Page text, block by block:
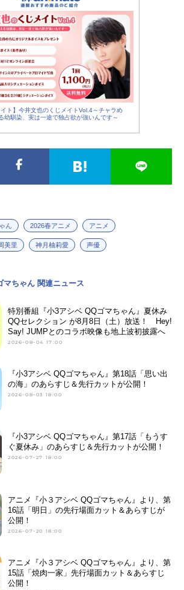
イト】今井文也のくじメイトVol.4～チャラめ
幼馴染、実は一途で独占欲が強いんです～
ん 2026春アニメ アニメ
美里 神月柚莉愛 声優
マちゃん 関連ニュース
特別番組『小3アシベ QQゴマちゃん』夏休み
QQセレクション が8月8日（土）放送！ Hey!
Say! JUMPとのコラボ映像も地上波初披露へ
2026-08-04 17:00
『小3アシベ QQゴマちゃん』第18話「思い出
の海」のあらすじ＆先行カットが公開！
2026-08-03 18:00
『小3アシベ QQゴマちゃん』第17話「もうす
ぐ夏休み」のあらすじ＆先行カットが公開！
2026-07-27 18:00
アニメ『小３アシベ QQゴマちゃん』より、第
16話「明⽇」の先行場面カット＆あらすじが
公開！
2026-07-20 18:00
アニメ『小３アシベ QQゴマちゃん』より、第
15話「焼⾁⼀家」先行場面カット＆あらすじ
公開！